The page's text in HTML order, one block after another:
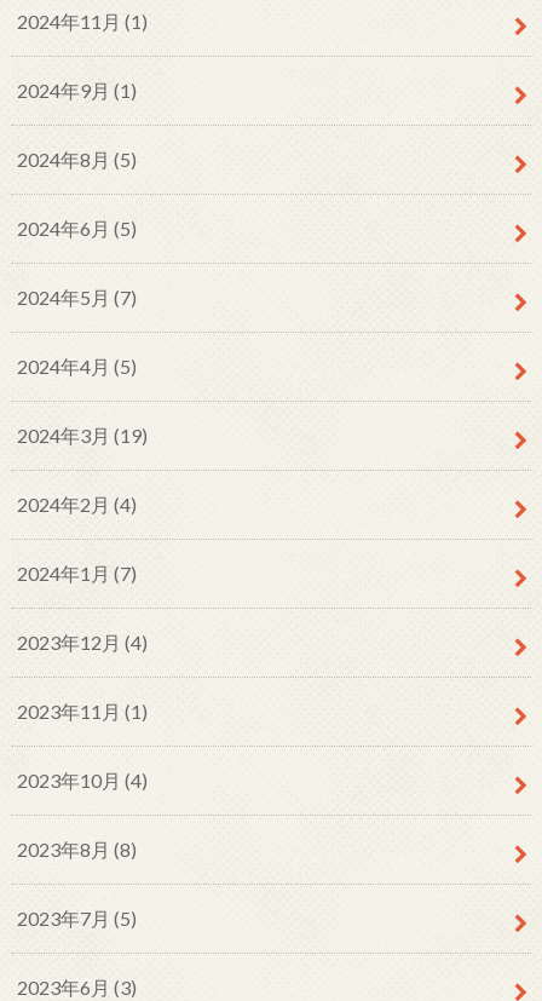
2024年11月 (1)
2024年9月 (1)
2024年8月 (5)
2024年6月 (5)
2024年5月 (7)
2024年4月 (5)
2024年3月 (19)
2024年2月 (4)
2024年1月 (7)
2023年12月 (4)
2023年11月 (1)
2023年10月 (4)
2023年8月 (8)
2023年7月 (5)
2023年6月 (3)